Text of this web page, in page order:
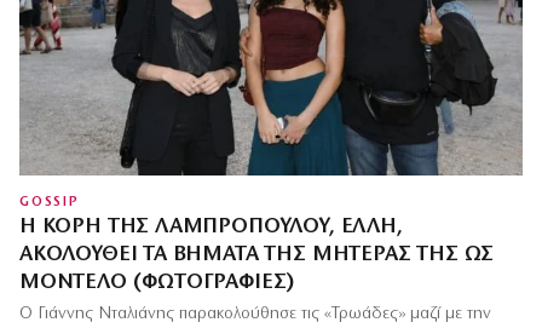
GOSSIP
Η ΚΌΡΗ ΤΗΣ ΛΑΜΠΡΟΠΟΎΛΟΥ, ΈΛΛΗ,
ΑΚΟΛΟΥΘΕΊ ΤΑ ΒΉΜΑΤΑ ΤΗΣ ΜΗΤΈΡΑΣ ΤΗΣ ΩΣ
ΜΟΝΤΈΛΟ (ΦΩΤΟΓΡΑΦΊΕΣ)
Ο Γιάννης Νταλιάνης παρακολούθησε τις «Τρωάδες» μαζί με την